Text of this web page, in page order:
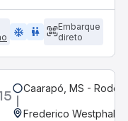
ac_unit wc
Embarque
direto
Caarapó, MS -
Frederico